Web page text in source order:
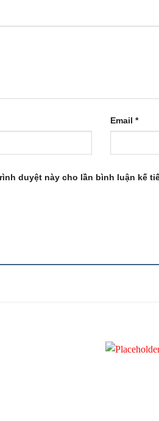
Email *
duyệt này cho lần bình luận kế